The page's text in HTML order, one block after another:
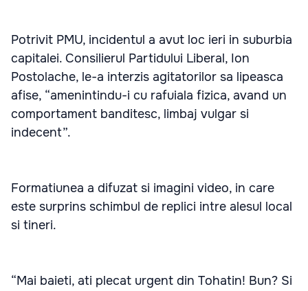
Potrivit PMU, incidentul a avut loc ieri in suburbia
capitalei. Consilierul Partidului Liberal, Ion
Postolache, le-a interzis agitatorilor sa lipeasca
afise, “amenintindu-i cu rafuiala fizica, avand un
comportament banditesc, limbaj vulgar si
indecent”.
Formatiunea a difuzat si imagini video, in care
este surprins schimbul de replici intre alesul local
si tineri.
“Mai baieti, ati plecat urgent din Tohatin! Bun? Si